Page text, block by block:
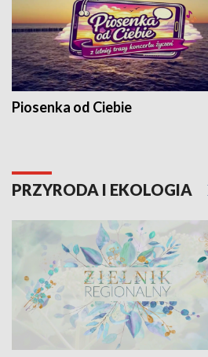
Piosenka od Ciebie
PRZYRODA I EKOLOGIA